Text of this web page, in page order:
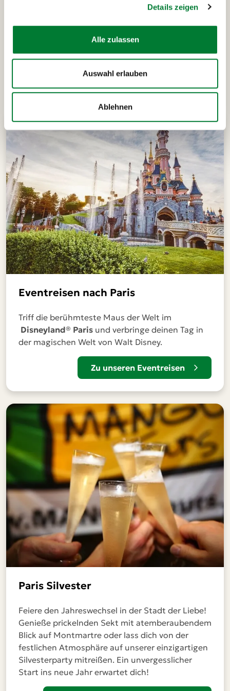
Details zeigen
Alle zulassen
Auswahl erlauben
Ablehnen
Das könnte dich auch
interessieren
Eventreisen nach Paris
Triff die berühmteste Maus der Welt im
Disneyland® Paris und verbringe deinen Tag in
der magischen Welt von Walt Disney.
Zu unseren Eventreisen
Paris Silvester
Feiere den Jahreswechsel in der Stadt der Liebe!
Genieße prickelnden Sekt mit atemberaubendem
Blick auf Montmartre oder lass dich von der
festlichen Atmosphäre auf unserer einzigartigen
Silvesterparty mitreißen. Ein unvergesslicher
Start ins neue Jahr erwartet dich!